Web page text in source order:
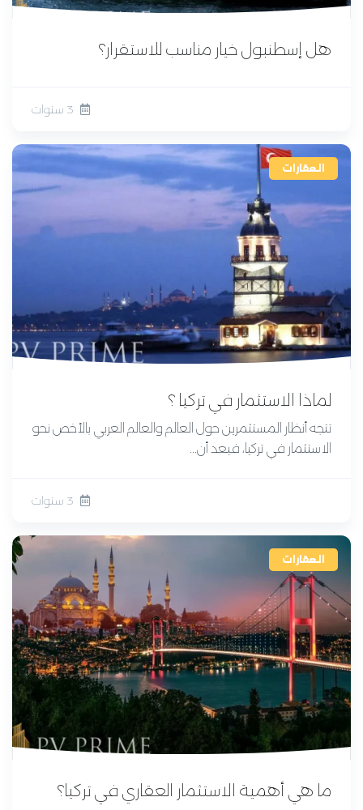
هل إسطنبول خيار مناسب للاستقرار؟
3 سنوات
العقارات
لماذا الاستثمار في تركيا ؟
تتجه أنظار المستثمرين حول العالم والعالم العربي بالأخص نحو
الاستثمار في تركيا، فبعد أن...
3 سنوات
العقارات
ما هي أهمية الاستثمار العقاري في تركيا؟